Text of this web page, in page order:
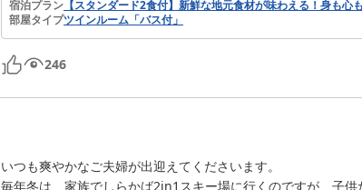
宿泊プラン 【スタンダード2食付】新鮮な地元食材が味わえる！身も心
部屋タイプツインルーム「バス付」
246
いつも爽やかなご夫婦が出迎えてくださいます。
毎年冬は、家族でしらかば2in1スキー場に行くのですが、子